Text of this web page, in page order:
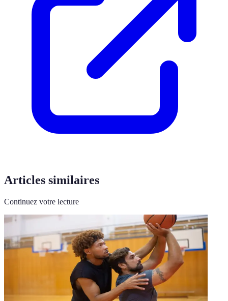
Articles similaires
Continuez votre lecture